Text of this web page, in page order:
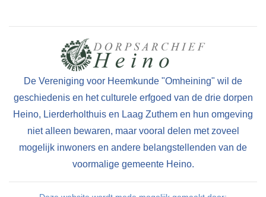
De Vereniging voor Heemkunde "Omheining" wil de
geschiedenis en het culturele erfgoed van de drie dorpen
Heino, Lierderholthuis en Laag Zuthem en hun omgeving
niet alleen bewaren, maar vooral delen met zoveel
mogelijk inwoners en andere belangstellenden van de
voormalige gemeente Heino.